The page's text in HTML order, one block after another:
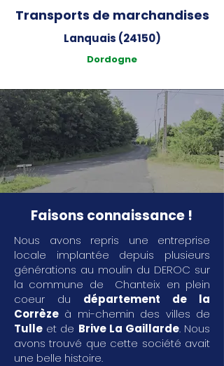
Transports de marchandises
Lanquais (24150)
Dordogne
Faisons connaissance !
Nous avons repris une entreprise
locale implantée depuis plusieurs
générations au moulin du DEROC sur
la commune de Chanteix en plein
coeur du département de la
Corrèze à mi-chemin des villes de
Tulle et de Brive La Gaillarde. Nous
avons trouvé que cette société avait
une belle histoire.